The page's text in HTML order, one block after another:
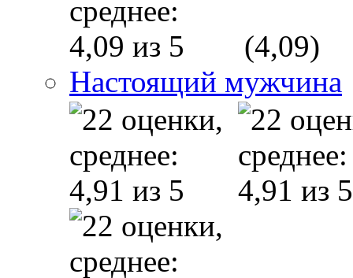
(4,09)
Настоящий мужчина